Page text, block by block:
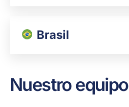
Brasil
Nuestro equipo